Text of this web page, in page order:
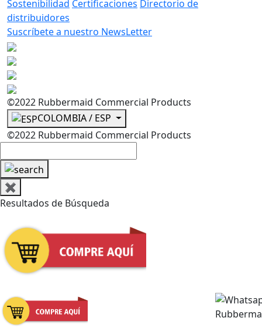
Sostenibilidad Certificaciones Directorio de
distribuidores
Suscríbete a nuestro NewsLetter
©2022 Rubbermaid Commercial Products
COLOMBIA / ESP
©2022 Rubbermaid Commercial Products
✖
Resultados de Búsqueda